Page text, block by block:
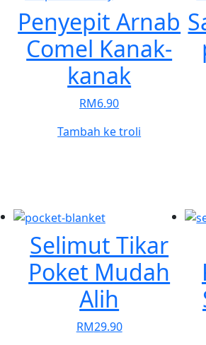
Penyepit Arnab
Comel Kanak-
kanak
RM6.90
Tambah ke troli
Selimut Tikar
Poket Mudah
Alih
RM29.90